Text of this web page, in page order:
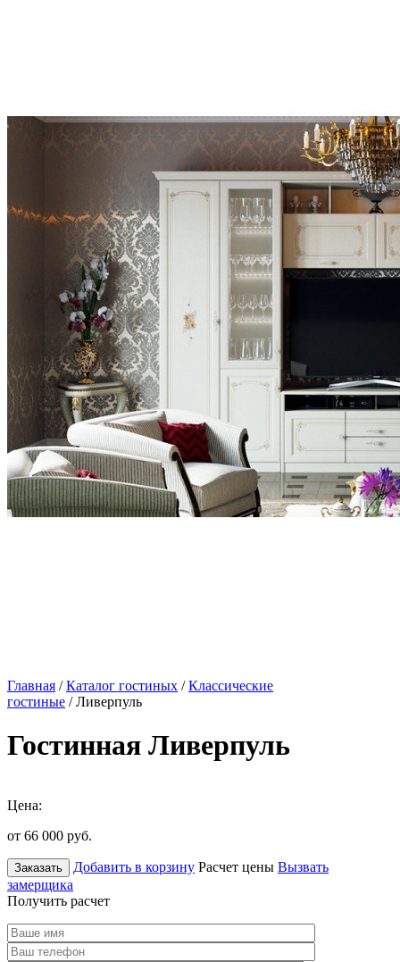
Главная /Каталог гостиных /Классические
гостиные / Ливерпуль
Гостинная Ливерпуль
Цена:
от 66 000 руб.
Заказать Добавить в корзину Расчет цены Вызвать
замерщика
Получить расчет